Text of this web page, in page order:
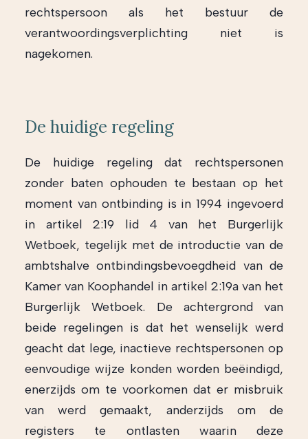
rechtspersoon als het bestuur de
verantwoordingsverplichting niet is
nagekomen.
De huidige regeling
De huidige regeling dat rechtspersonen
zonder baten ophouden te bestaan op het
moment van ontbinding is in 1994 ingevoerd
in artikel 2:19 lid 4 van het Burgerlijk
Wetboek, tegelijk met de introductie van de
ambtshalve ontbindingsbevoegdheid van de
Kamer van Koophandel in artikel 2:19a van het
Burgerlijk Wetboek. De achtergrond van
beide regelingen is dat het wenselijk werd
geacht dat lege, inactieve rechtspersonen op
eenvoudige wijze konden worden beëindigd,
enerzijds om te voorkomen dat er misbruik
van werd gemaakt, anderzijds om de
registers te ontlasten waarin deze